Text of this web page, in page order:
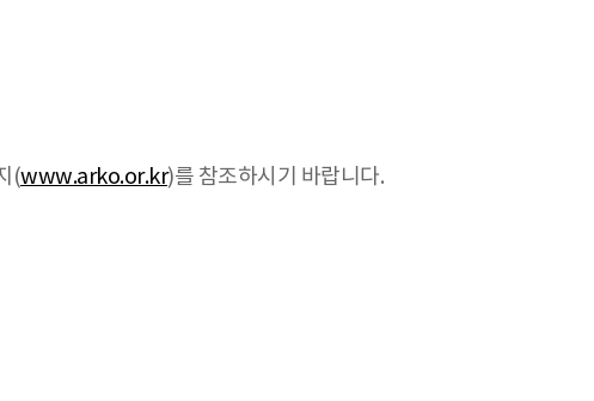
(www.arko.or.kr)를 참조하시기 바랍니다.